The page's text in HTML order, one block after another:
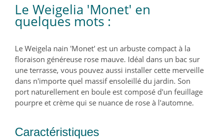
Le Weigelia 'Monet' en
quelques mots :
Le Weigela nain 'Monet' est un arbuste compact à la
floraison généreuse rose mauve. Idéal dans un bac sur
une terrasse, vous pouvez aussi installer cette merveille
dans n'importe quel massif ensoleillé du jardin. Son
port naturellement en boule est composé d'un feuillage
pourpre et crème qui se nuance de rose à l'automne.
Caractéristiques